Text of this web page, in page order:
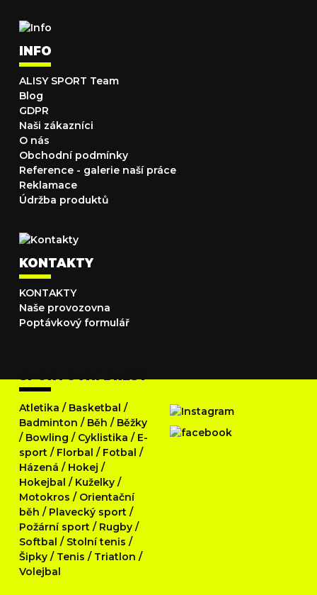
INFO
ALISY SPORT Team
Blog
GDPR
Naši zákazníci
O nás
Obchodní podmínky
Reference - galerie naší práce
Reklamace
Údržba produktů
KONTAKTY
KONTAKTY
Naše provozovna
Poptávkový formulář
SPORTOVNÍ DRESY
Atletika / Basketbal /
Badminton / Běh / Běžky
/ Bowling / Cyklistika / E-
sport / Florbal / Fotbal /
Házená / Hokej /
Hokejbal / Kuželky /
Motokros / Orientační
běh / Plavecký sport /
Požární sport / Rugby /
Softbal / Stolní tenis /
Šipky / Tenis / Triatlon /
Volejbal